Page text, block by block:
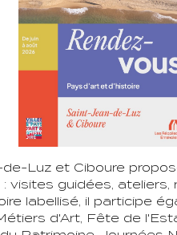
Luz et Ciboure
visites guidées,
labellisé, il participe
d'Art, Fête de